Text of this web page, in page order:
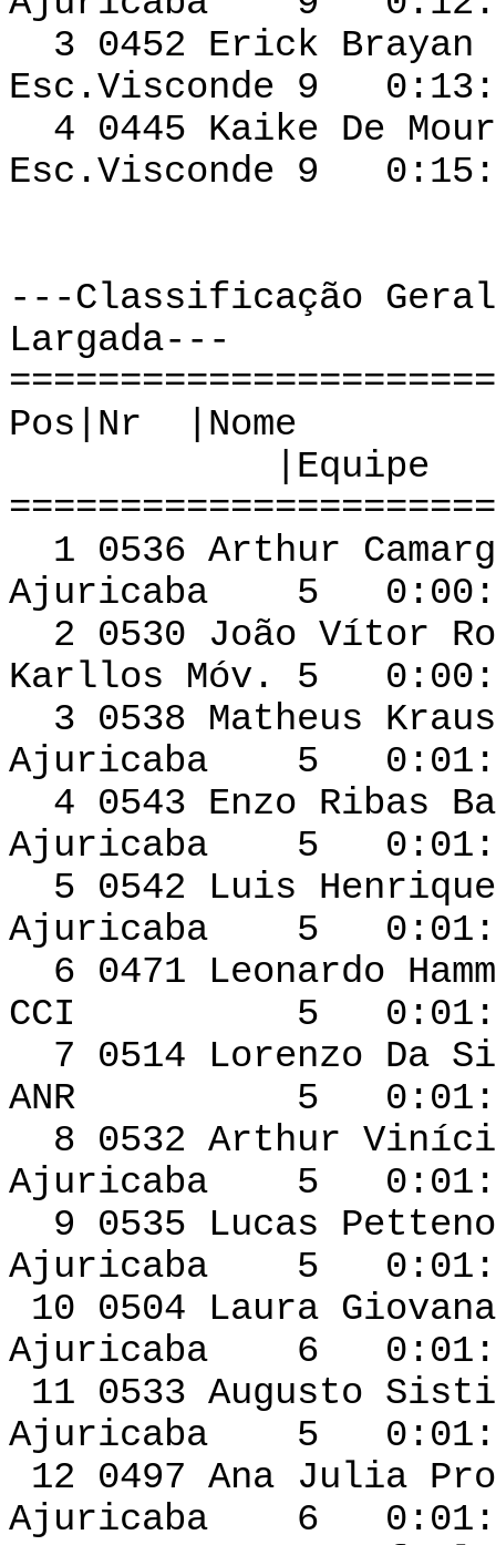
3 0452 Erick
Esc.Visconde 9
4 0445 Kaike
Esc.Visconde 9
---Classificação
Largada---
Pos|Nr
|Equipe |Cat
1 0536 Arthur
Ajuricaba 5
2 0530 João Vítor
Karllos Móv. 5
3 0538
Ajuricaba 5
4 0543 Enzo
Ajuricaba 5
5 0542 Luis
Ajuricaba 5
6 0471
CCI 5 0:01:06
7 0514
ANR 5 0:01:08
8 0532 Arthur
Ajuricaba 5
9 0535 Lucas
Ajuricaba 5
10 0504 Laura
Ajuricaba 6
11 0533
Ajuricaba 5
12 0497 Ana Julia
Ajuricaba 6